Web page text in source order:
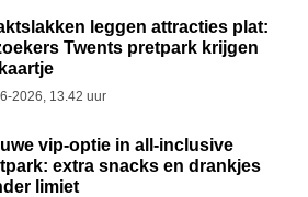
leggen attracties plat:
Twents pretpark krijgen
2026, 13.42 uur
vip-optie in all-inclusive
extra snacks en drankjes
limiet